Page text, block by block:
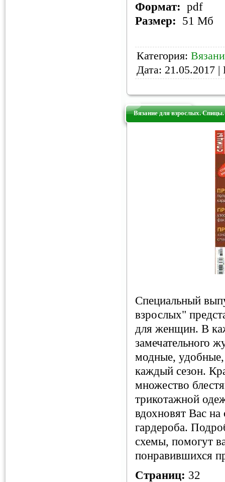
Формат: pdf
Размер: 51 Мб
Категория:
Дата: 21.05.2017 |
Вязание для взрослых.
Специальный
взрослых"
для женщин. В
замечательного
модные,
каждый сезон.
множество
трикотажной
вдохновят Вас
гардероба.
схемы, помогут
понравившихся
Страниц: 32